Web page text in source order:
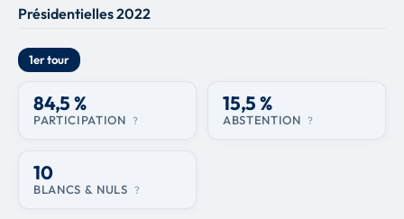
Présidentielles 2022
1er tour
84,5 %
PARTICIPATION ?
15,5 %
ABSTENTION ?
10
BLANCS & NULS ?